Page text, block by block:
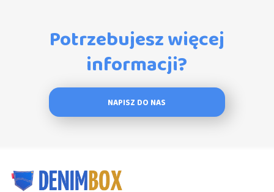
Potrzebujesz więcej
informacji?
NAPISZ DO NAS